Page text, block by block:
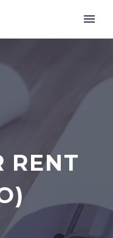
RENT